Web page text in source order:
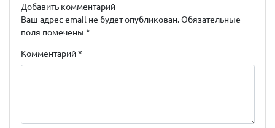
Добавить комментарий
Ваш адрес email не будет опубликован. Обязательные
поля помечены *
Комментарий*